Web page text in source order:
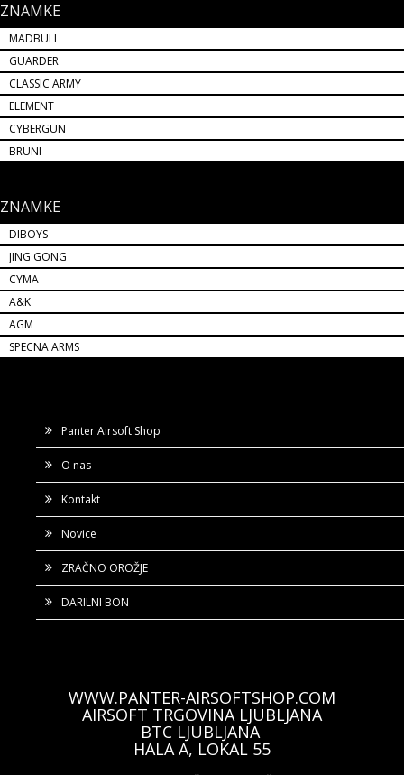
ZNAMKE
MADBULL
GUARDER
CLASSIC ARMY
ELEMENT
CYBERGUN
BRUNI
ZNAMKE
DIBOYS
JING GONG
CYMA
A&K
AGM
SPECNA ARMS
Panter Airsoft Shop
O nas
Kontakt
Novice
ZRAČNO OROŽJE
DARILNI BON
WWW.PANTER-AIRSOFTSHOP.COM
AIRSOFT TRGOVINA LJUBLJANA
BTC LJUBLJANA
HALA A, LOKAL 55